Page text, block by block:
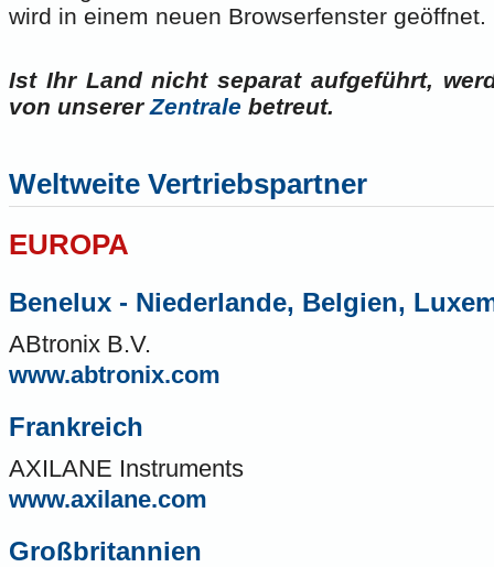
wird in einem neuen Browserfenster geöffnet.
Ist Ihr Land nicht separat aufgeführt,
von unsererZentrale betreut.
Weltweite Vertriebspartner
EUROPA
Benelux - Niederlande, Belgien,
ABtronix B.V.
www.abtronix.com
Frankreich
AXILANE Instruments
www.axilane.com
Großbritannien